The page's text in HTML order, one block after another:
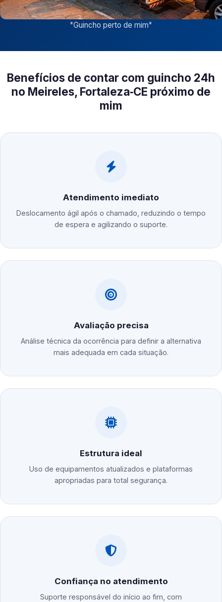
"Guincho perto de mim"
Benefícios de contar com guincho 24h
no Meireles, Fortaleza‑CE próximo de
mim
Atendimento imediato
Deslocamento ágil após o chamado, reduzindo o tempo
de espera e agilizando o suporte.
Avaliação precisa
Análise técnica da ocorrência para definir a alternativa
mais adequada em cada situação.
Estrutura ideal
Uso de equipamentos atualizados e plataformas
apropriadas para total segurança.
Confiança no atendimento
Suporte responsável do início ao fim, com